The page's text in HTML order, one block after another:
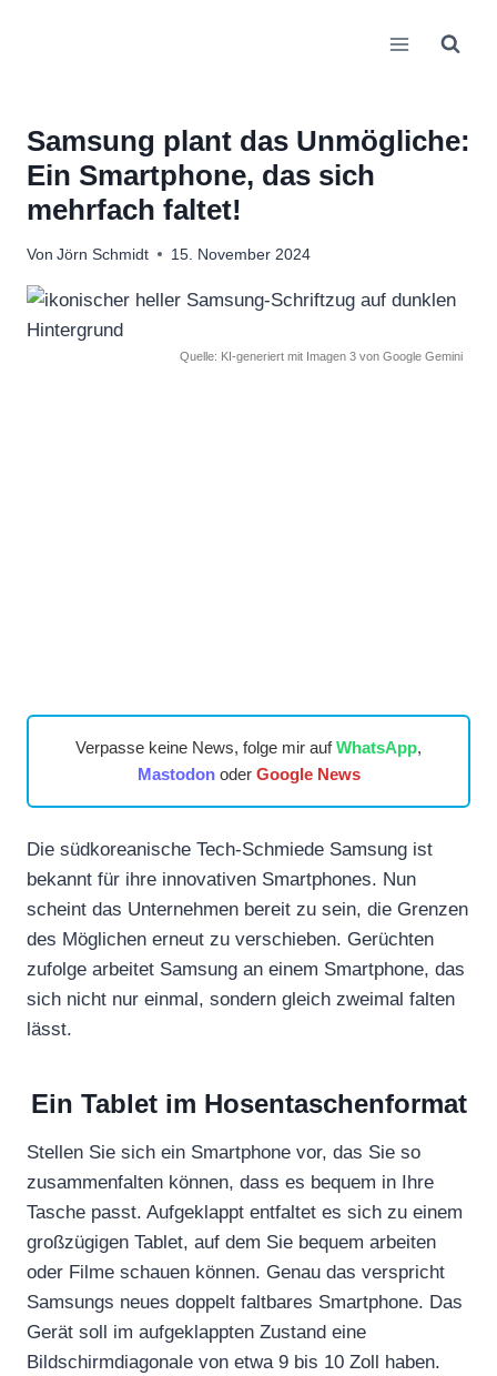
Samsung plant das Unmögliche:
Ein Smartphone, das sich
mehrfach faltet!
Von Jörn Schmidt 15. November 2024
Quelle: KI-generiert mit Imagen 3 von Google Gemini
Verpasse keine News, folge mir aufWhatsApp,
Mastodonoder Google News
Die südkoreanische Tech-Schmiede Samsung ist
bekannt für ihre innovativen Smartphones. Nun
scheint das Unternehmen bereit zu sein, die Grenzen
des Möglichen erneut zu verschieben. Gerüchten
zufolge arbeitet Samsung an einem Smartphone, das
sich nicht nur einmal, sondern gleich zweimal falten
lässt.
Ein Tablet im Hosentaschenformat
Stellen Sie sich ein Smartphone vor, das Sie so
zusammenfalten können, dass es bequem in Ihre
Tasche passt. Aufgeklappt entfaltet es sich zu einem
großzügigen Tablet, auf dem Sie bequem arbeiten
oder Filme schauen können. Genau das verspricht
Samsungs neues doppelt faltbares Smartphone. Das
Gerät soll im aufgeklappten Zustand eine
Bildschirmdiagonale von etwa 9 bis 10 Zoll haben.